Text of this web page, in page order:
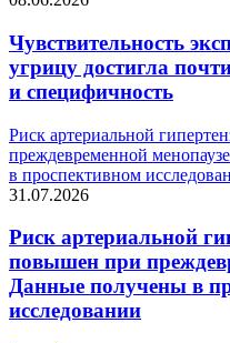
Чувствительность
угрицу достигла
и специфичность
Риск артериальной
преждевременной
в проспективном
31.07.2026
Риск артериальной
повышен при
Данные получены в
исследовании